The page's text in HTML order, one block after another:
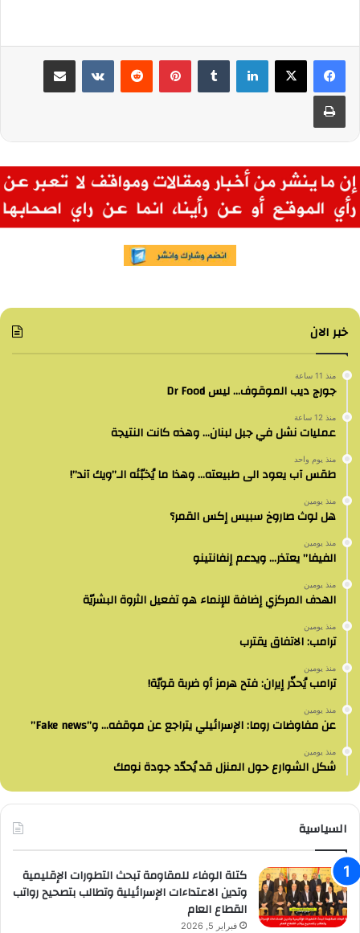
لينكدإن بينتيريست مشاركة عبر البريد
طباعة
خبر الان
منذ 11 ساعة
جورج ديب الموقوف… ليس Dr Food
منذ 12 ساعة
عمليات نشل في جبل لبنان… وهذه كانت النتيجة
منذ يوم واحد
طقس آب يعود الى طبيعته… وهذا ما يُخبّئه الـ”ويك آند”!
منذ يومين
هل لوث صاروخ سبيس إكس القمر؟
منذ يومين
الفيفا” يعتذر… ويدعم إنفانتينو
منذ يومين
الهدف المركزي إضافة للإنماء هو تفعيل الثروة البشريّة
منذ يومين
ترامب: الاتفاق يقترب
منذ يومين
ترامب يُحذّر إيران: فتح هرمز أو ضربة قويّة!
منذ يومين
عن مفاوضات روما: الإسرائيلي يتراجع عن موقفه… و”Fake news”
منذ يومين
شكل الشوارع حول المنزل قد يُحدّد جودة نومك
السياسية
كتلة الوفاء للمقاومة تبحث التطورات الإقليمية
وتدين الاعتداءات الإسرائيلية وتطالب بتصحيح رواتب
القطاع العام
فبراير 5, 2026